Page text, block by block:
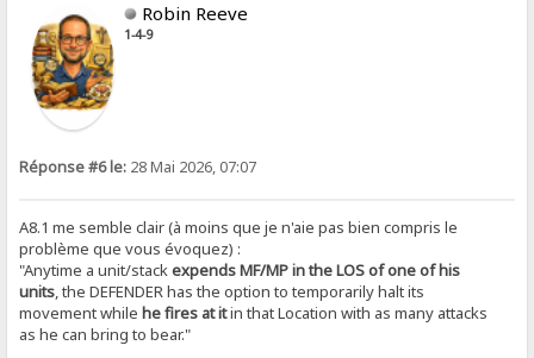
Robin Reeve
1-4-9
Réponse #6 le: 28 Mai 2026, 07:07
A8.1 me semble clair (à moins que je n'aie pas bien compris le
problème que vous évoquez) :
"Anytime a unit/stackexpends MF/MP in the LOS of one of his
units, the DEFENDER has the option to temporarily halt its
movement while he fires at itin that Location with as many attacks
as he can bring to bear."